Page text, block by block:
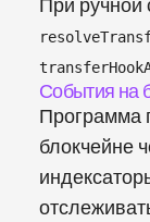
При ручной
События на
Программа
блокчейне